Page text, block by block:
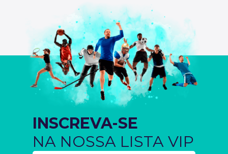
INSCREVA-SE
NA NOSSA LISTA VIP